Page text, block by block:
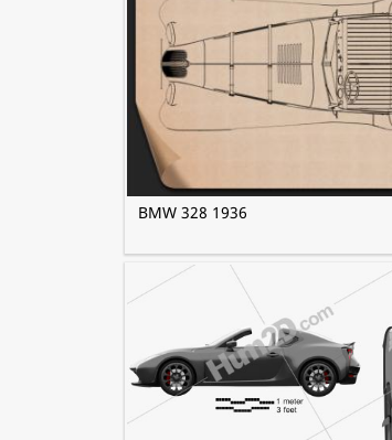
BMW 328 1936